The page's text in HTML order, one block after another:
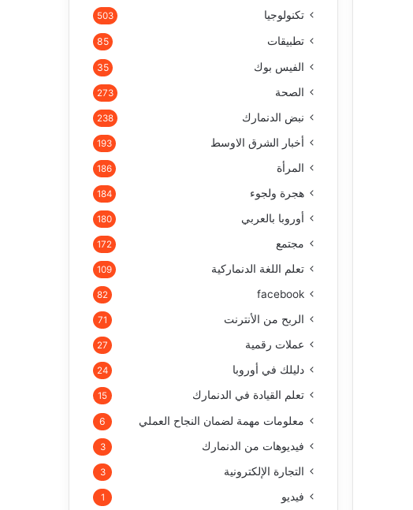
تكنولوجيا 503
تطبيقات 85
الفيس بوك 35
الصحة 273
نبض الدنمارك 238
أخبار الشرق الاوسط 193
المرأة 186
هجرة ولجوء 184
أوروبا بالعربي 180
مجتمع 172
تعلم اللغة الدنماركية 109
facebook
82
الربح من الأنترنت 71
عملات رقمية 27
دليلك في أوروبا 24
تعلم القيادة في الدنمارك 15
معلومات مهمة لضمان النجاح العملي 6
فيديوهات من الدنمارك 3
التجارة الإلكترونية 3
فيديو 1